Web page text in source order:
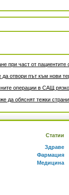
при част от пациентите
отвори път към нови
операции в САЩ
да обяснят тежки
Статии
Здраве
Фармация
Медицина